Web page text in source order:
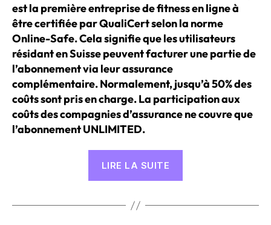
est la première entreprise de fitness en ligne à
être certifiée par QualiCert selon la norme
Online-Safe. Cela signifie que les utilisateurs
résidant en Suisse peuvent facturer une partie de
l’abonnement via leur assurance
complémentaire. Normalement, jusqu’à 50% des
coûts sont pris en charge. La participation aux
coûts des compagnies d’assurance ne couvre que
l’abonnement UNLIMITED.
LIRE LA SUITE
2PEAK